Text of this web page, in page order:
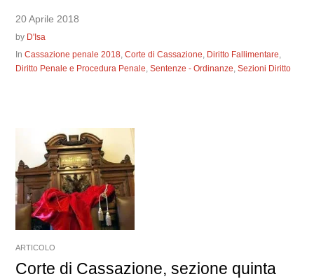
20 Aprile 2018
by D'Isa
InCassazione penale 2018,Corte di Cassazione, Diritto Fallimentare,
Diritto Penale e Procedura Penale,Sentenze - Ordinanze,Sezioni Diritto
ARTICOLO
Corte di Cassazione, sezione quinta